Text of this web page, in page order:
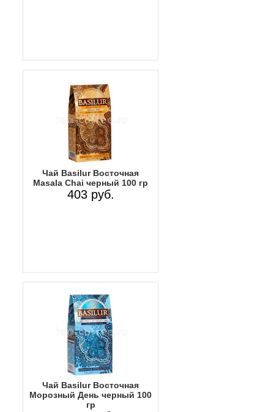
Чай Basilur Восточная
Masala Chai черный 100 гр
403 руб.
Чай Basilur Восточная
Морозный День черный 100
гр